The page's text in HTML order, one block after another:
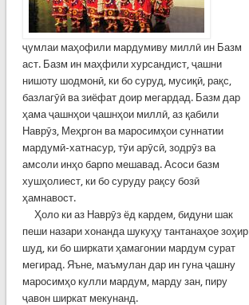
ҷумлаи маҳофили мардумиву миллӣ ин Базм
аст. Базм ин маҳфили хурсандист, ҷашни
нишоту шодмонӣ, ки бо суруд, мусиқӣ, рақс,
базлагӯӣ ва зиёфат доир мегардад. Базм дар
ҳама ҷашнҳои ҷашнҳои миллӣ, аз қабили
Наврӯз, Меҳргон ва маросимҳои суннатии
мардумӣ-хатнасур, тӯи арӯсӣ, зодрӯз ва
амсоли инҳо барпо мешавад. Асоси базм
хушҳолиест, ки бо суруду рақсу бозӣ
ҳамнавост.
Ҳоло ки аз Наврӯз ёд кардем, бидуни шак
пеши назари хонанда шукуҳу тантанаҳое зоҳир
шуд, ки бо ширкати ҳамагонии мардум сурат
мегирад. Яъне, маъмулан дар ин гуна ҷашну
маросимҳо кулли мардум, марду зан, пиру
ҷавон ширкат мекунанд.